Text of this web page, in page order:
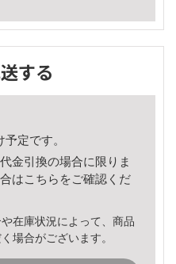
する
定です。
金引換の場合に限りま
はこちら をご確認くだ
在庫状況によって、商品
場合がございます。